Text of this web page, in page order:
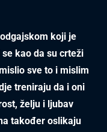
koji je
kao da su crteži
sve to i mislim
treniraju da i oni
želju i ljubav
također oslikaju